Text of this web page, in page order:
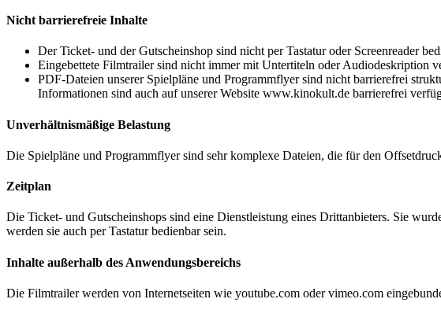
Nicht barrierefreie Inhalte
Der Ticket- und der Gutscheinshop sind nicht per Tastatur oder Screenreader
Eingebettete Filmtrailer sind nicht immer mit Untertiteln oder Audiodeskription
PDF-Dateien unserer Spielpläne und Programmflyer sind nicht barrierefrei
Informationen sind auch auf unserer Website www.kinokult.de barrierefrei
Unverhältnismäßige Belastung
Die Spielpläne und Programmflyer sind sehr komplexe Dateien, die für den
Zeitplan
Die Ticket- und Gutscheinshops sind eine Dienstleistung eines Drittanbieters. Sie
werden sie auch per Tastatur bedienbar sein.
Inhalte außerhalb des Anwendungsbereichs
Die Filmtrailer werden von Internetseiten wie youtube.com oder vimeo.com